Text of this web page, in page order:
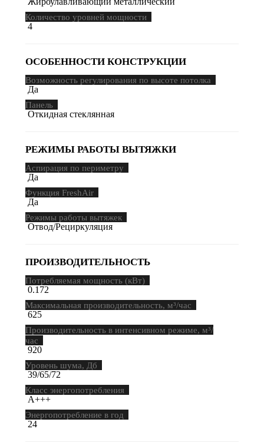
Количество уровней мощности
4
ОСОБЕННОСТИ КОНСТРУКЦИИ
Возможность регулирования по высоте потолка
Да
Панель
Откидная стеклянная
РЕЖИМЫ РАБОТЫ ВЫТЯЖКИ
Аспирация по периметру
Да
Функция FreshAir
Да
Режимы работы вытяжек
Отвод/Рециркуляция
ПРОИЗВОДИТЕЛЬНОСТЬ
Потребляемая мощность (кВт)
0.172
Максимальная производительность, м³/час
625
Производительность в интенсивном режиме, м³/
час
920
Уровень шума, Дб
39/65/72
Класс энергопотребления
A+++
Энергопотребление в год
24